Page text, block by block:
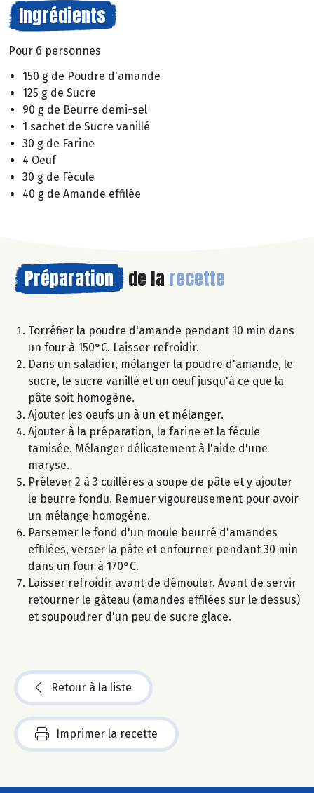
Ingrédients
Pour 6 personnes
150 g de Poudre d'amande
125 g de Sucre
90 g de Beurre demi-sel
1 sachet de Sucre vanillé
30 g de Farine
4 Oeuf
30 g de Fécule
40 g de Amande effilée
Préparation de la recette
Torréfier la poudre d'amande pendant 10 min dans
un four à 150°C. Laisser refroidir.
Dans un saladier, mélanger la poudre d'amande, le
sucre, le sucre vanillé et un oeuf jusqu'à ce que la
pâte soit homogène.
Ajouter les oeufs un à un et mélanger.
Ajouter à la préparation, la farine et la fécule
tamisée. Mélanger délicatement à l'aide d'une
maryse.
Prélever 2 à 3 cuillères a soupe de pâte et y ajouter
le beurre fondu. Remuer vigoureusement pour avoir
un mélange homogène.
Parsemer le fond d'un moule beurré d'amandes
effilées, verser la pâte et enfourner pendant 30 min
dans un four à 170°C.
Laisser refroidir avant de démouler. Avant de servir
retourner le gâteau (amandes effilées sur le dessus)
et soupoudrer d'un peu de sucre glace.
Retour à la liste
Imprimer la recette